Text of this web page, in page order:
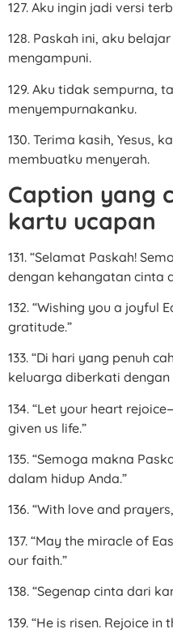
127. Aku ingin jadi versi
128. Paskah ini, aku
mengampuni.
129. Aku tidak sempurna,
menyempurnakanku.
130. Terima kasih, Yesus,
membuatku menyerah.
Caption yang
kartu ucapan
131. “Selamat Paskah!
dengan kehangatan cinta
132. “Wishing you a joyful
gratitude.”
133. “Di hari yang penuh
keluarga diberkati dengan
134. “Let your heart
given us life.”
135. “Semoga makna
dalam hidup Anda.”
136. “With love and
137. “May the miracle of
our faith.”
138. “Segenap cinta dari
139. “He is risen. Rejoice in